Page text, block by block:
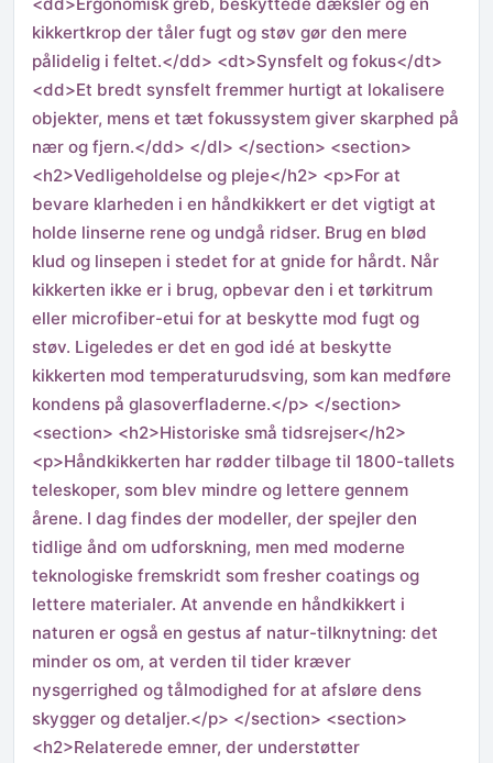
kikkertkrop der tåler fugt og støv gør den mere
pålidelig i feltet.</dd> <dt>Synsfelt og fokus</dt>
<dd>Et bredt synsfelt fremmer hurtigt at lokalisere
objekter, mens et tæt fokussystem giver skarphed på
nær og fjern.</dd> </dl> </section> <section>
<h2>Vedligeholdelse og pleje</h2> <p>For at
bevare klarheden i en håndkikkert er det vigtigt at
holde linserne rene og undgå ridser. Brug en blød
klud og linsepen i stedet for at gnide for hårdt. Når
kikkerten ikke er i brug, opbevar den i et tørkitrum
eller microfiber-etui for at beskytte mod fugt og
støv. Ligeledes er det en god idé at beskytte
kikkerten mod temperaturudsving, som kan medføre
kondens på glasoverfladerne.</p> </section>
<section> <h2>Historiske små tidsrejser</h2>
<p>Håndkikkerten har rødder tilbage til 1800-tallets
teleskoper, som blev mindre og lettere gennem
årene. I dag findes der modeller, der spejler den
tidlige ånd om udforskning, men med moderne
teknologiske fremskridt som fresher coatings og
lettere materialer. At anvende en håndkikkert i
naturen er også en gestus af natur-tilknytning: det
minder os om, at verden til tider kræver
nysgerrighed og tålmodighed for at afsløre dens
skygger og detaljer.</p> </section> <section>
<h2>Relaterede emner, der understøtter